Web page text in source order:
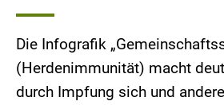
Die Infografik
(Herdenimmunität) macht
durch Impfung sich und